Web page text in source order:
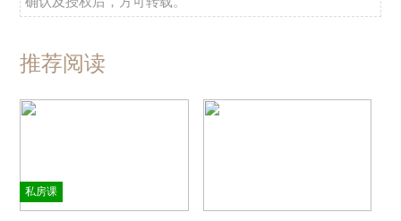
推荐阅读
私房课